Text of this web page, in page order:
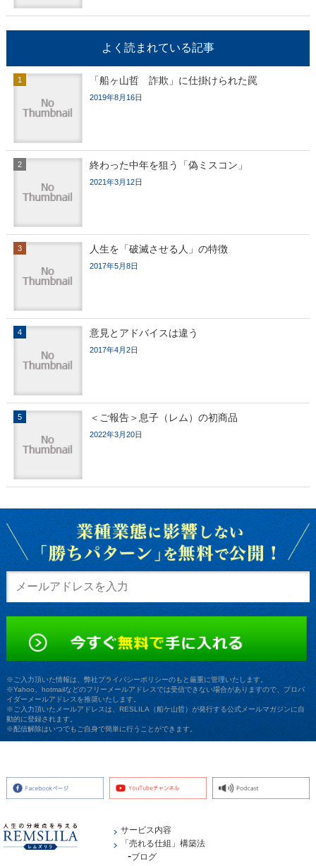
よく読まれている記事
「船ヶ山哲 詐欺」に仕掛けられた罠
2019年8月16日
終わった中年を狙う「偽ミスコン」
2021年3月12日
人生を「破滅させる人」の特徴
2017年5月8日
意見とアドバイスは違う
2017年4月2日
＜ご報告＞息子（レム）の初商品
2022年3月20日
※ご入力頂いた情報は、弊社プライバシーポリシーのもと厳重に管理いたします。
※Yahoo、hotmailなどのフリーメールアドレスでは受信できない場合がありますので、プロバ
イダーメールアドレスを推奨いたします。
※ご入力頂いたメールアドレスは、RESLILA（船ケ山哲）が発行する公式メールマガジンに自
動的に登録されます。
※配信解除はいつでもご自身で簡単に行うことができます。
サービス内容
「売れる仕組」構築法
ブログ